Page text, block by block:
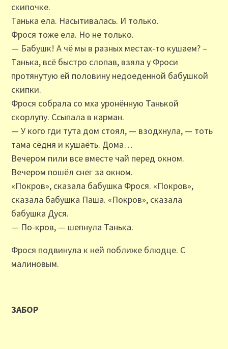
скипочке.
Танька ела. Насытивалась. И только.
Фрося тоже ела. Но не только.
— Бабушк! А чё мы в разных местах-то кушаем? –
Танька, всё быстро слопав, взяла у Фроси
протянутую ей половину недоеденной бабушкой
скипки.
Фрося собрала со мха уронённую Танькой
скорлупу. Ссыпала в карман.
— У кого гди тута дом стоял, — взодхнула, — тоть
тама сёдня и кушаёть. Дома…
Вечером пили все вместе чай перед окном.
Вечером пошёл снег за окном.
«Покров», сказала бабушка Фрося. «Покров»,
сказала бабушка Паша. «Покров», сказала
бабушка Дуся.
— По-кров, — шепнула Танька.
Фрося подвинула к ней поближе блюдце. С
малиновым.
ЗАБОР